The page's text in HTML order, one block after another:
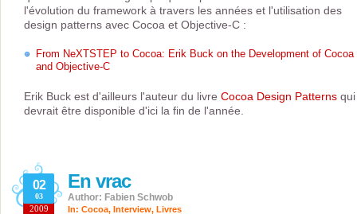
l'évolution du framework à travers les années et l'utilisation des
design patterns avec Cocoa et Objective-C :
From NeXTSTEP to Cocoa: Erik Buck on the Development of Cocoa
and Objective-C
Erik Buck est d'ailleurs l'auteur du livre Cocoa Design Patterns qui
devrait être disponible d'ici la fin de l'année.
En vrac
02
03
2009
Author: Fabien Schwob
In: Cocoa, Interview, Livres